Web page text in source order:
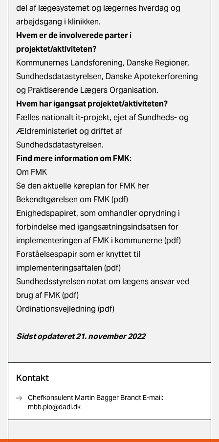
del af lægesystemet og lægernes hverdag og
arbejdsgang i klinikken.
Hvem er de involverede parter i
projektet/aktiviteten?
Kommunernes Landsforening, Danske Regioner,
Sundhedsdatastyrelsen, Danske Apotekerforening
og Praktiserende Lægers Organisation.
Hvem har igangsat projektet/aktiviteten?
Fælles nationalt it-projekt, ejet af Sundheds- og
Ældreministeriet og driftet af
Sundhedsdatastyrelsen.
Find mere information om FMK:
Om FMK
​Se den aktuelle køreplan for FMK her
Bekendtgørelsen om FMK (pdf)
Enighedspapiret, som omhandler oprydning i
forbindelse med igangsætningsindsatsen for
implementeringen af FMK i kommunerne (pdf)
Forståelsespapir som er knyttet til
implementeringsaftalen (pdf)
Sundhedsstyrelsen notat om lægens ansvar ved
brug af FMK (pdf)
Ordinationsvejledning (pdf)
Sidst opdateret 21. november 2022
Kontakt
Chefkonsulent Martin Bagger Brandt E-mail:
mbb.plo@dadl.dk